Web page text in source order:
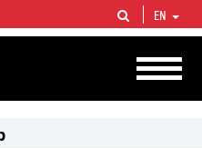
integrated companies in the world
and circa 1% of proved hydrocarbon
EN